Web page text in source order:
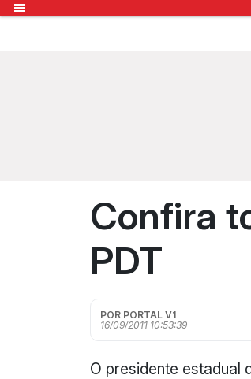
Confira
PDT
POR PORTAL V1
16/09/2011 10:53:39
O presidente estadual